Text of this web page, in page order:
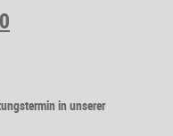
in unserer